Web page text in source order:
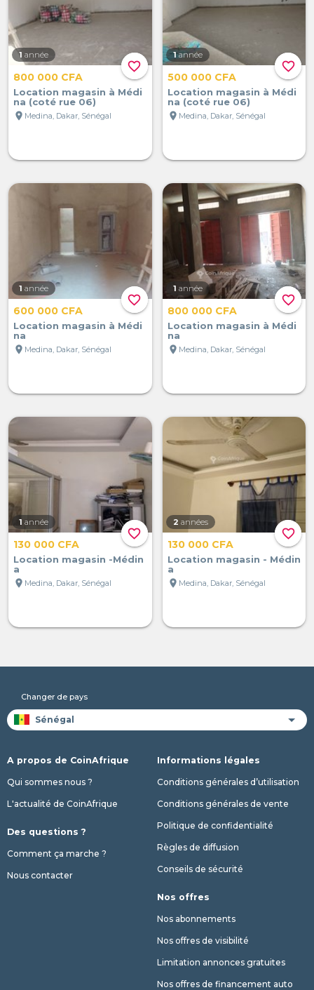
favorite_border
1 année
800 000 CFA
Location magasin à Médi
na (coté rue 06)
location_on Medina, Dakar, Sénégal
favorite_border
1 année
500 000 CFA
Location magasin à Médi
na (coté rue 06)
location_on Medina, Dakar, Sénégal
favorite_border
1 année
600 000 CFA
Location magasin à Médi
na
location_on Medina, Dakar, Sénégal
favorite_border
1 année
800 000 CFA
Location magasin à Médi
na
location_on Medina, Dakar, Sénégal
favorite_border
1 année
130 000 CFA
Location magasin -Médin
a
location_on Medina, Dakar, Sénégal
favorite_border
2 années
130 000 CFA
Location magasin - Médin
a
location_on Medina, Dakar, Sénégal
Changer de pays
A propos de CoinAfrique
Qui sommes nous ?
L'actualité de CoinAfrique
Des questions ?
Comment ça marche ?
Nous contacter
Informations légales
Conditions générales d’utilisation
Conditions générales de vente
Politique de confidentialité
Règles de diffusion
Conseils de sécurité
Nos offres
Nos abonnements
Nos offres de visibilité
Limitation annonces gratuites
Nos offres de financement auto